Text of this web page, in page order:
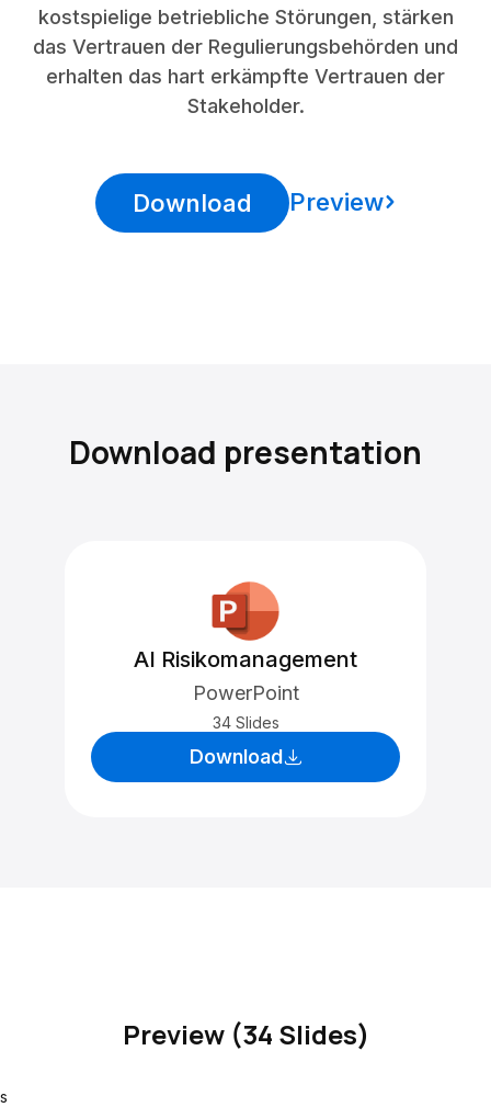
kostspielige betriebliche Störungen, stärken
das Vertrauen der Regulierungsbehörden und
erhalten das hart erkämpfte Vertrauen der
Stakeholder.
Download Preview
Download presentation
AI Risikomanagement
PowerPoint
34 Slides
Download
Preview (34 Slides)
s